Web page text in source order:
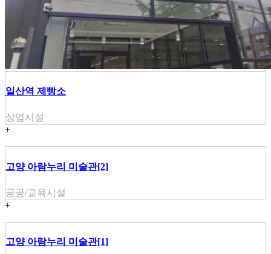
일산역 제빵소
상업시설
+
고양 아람누리 미술관[2]
공공/교육시설
+
고양 아람누리 미술관[1]